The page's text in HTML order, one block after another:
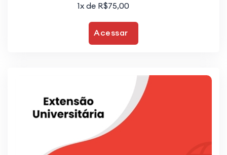
1x de R$75,00
Acessar